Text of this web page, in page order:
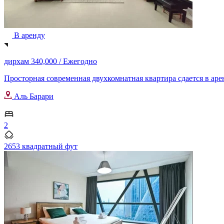
В аренду
дирхам 340,000 /Ежегодно
Просторная современная двухкомнатная квартира сдается в
Аль Барари
2
2653 квадратный фут